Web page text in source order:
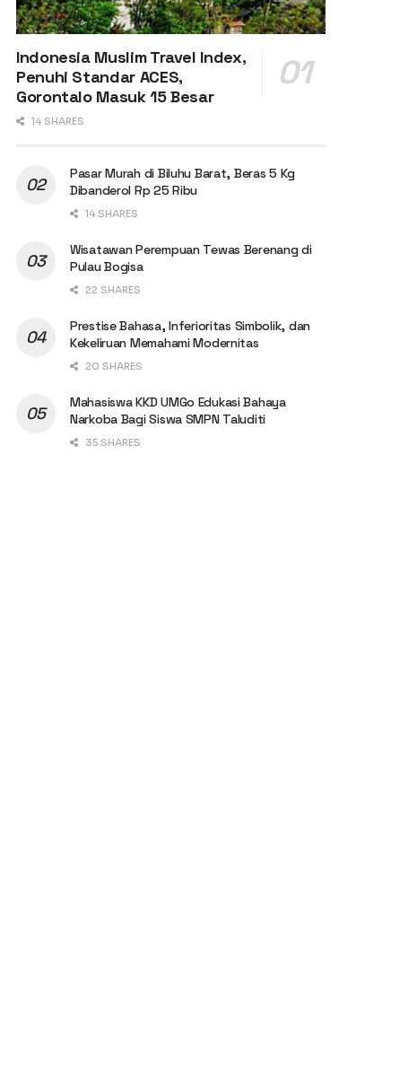
Indonesia Muslim Travel Index,
Penuhi Standar ACES,
Gorontalo Masuk 15 Besar
14 SHARES
Pasar Murah di Biluhu Barat, Beras 5 Kg
Dibanderol Rp 25 Ribu
14 SHARES
Wisatawan Perempuan Tewas Berenang di
Pulau Bogisa
22 SHARES
Prestise Bahasa, Inferioritas Simbolik, dan
Kekeliruan Memahami Modernitas
20 SHARES
Mahasiswa KKD UMGo Edukasi Bahaya
Narkoba Bagi Siswa SMPN Taluditi
35 SHARES